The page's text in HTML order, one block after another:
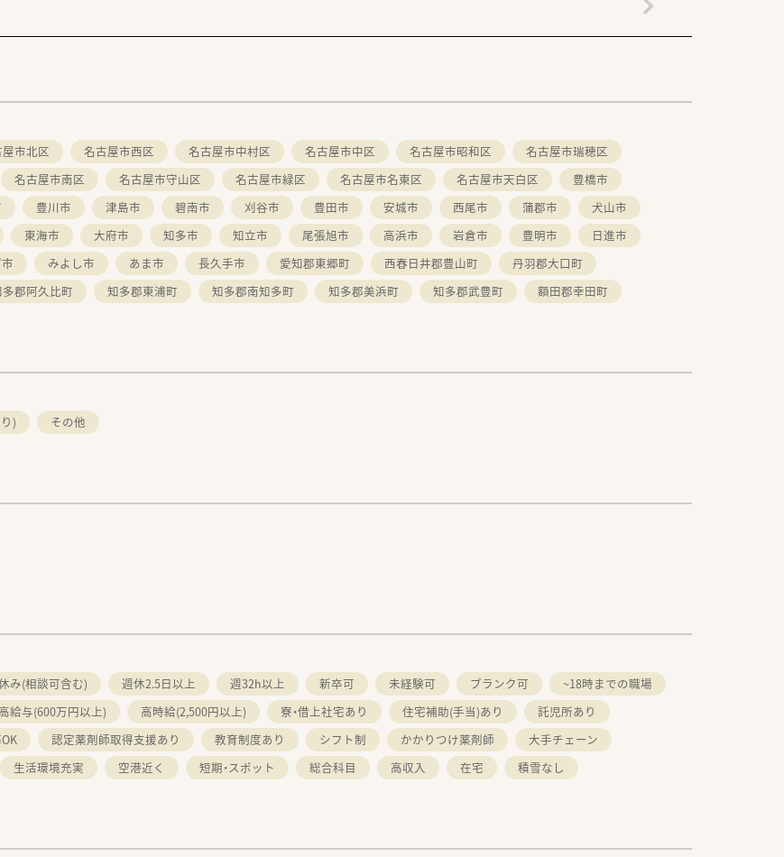
市北区 名古屋市西区 名古屋市中村区 名古屋市中区 名古屋市昭和区
名古屋市瑞穂区
名古屋市南区 名古屋市守山区 名古屋市緑区 名古屋市名東区 名古屋市天白区
豊橋市
豊川市 津島市 碧南市 刈谷市 豊田市 安城市 西尾市 蒲郡市
犬山市
東海市 大府市 知多市 知立市 尾張旭市 高浜市 岩倉市 豊明市
日進市
みよし市 あま市 長久手市 愛知郡東郷町 西春日井郡豊山町
丹羽郡大口町
郡阿久比町 知多郡東浦町 知多郡南知多町 知多郡美浜町 知多郡武豊町 額田郡幸田町
) その他
み(相談可含む) 週休2.5日以上 週32h以上 新卒可 未経験可 ブランク可
~18時までの職場
高給与(600万円以上) 高時給(2,500円以上) 寮・借上社宅あり 住宅補助(手当)あり
託児所あり
認定薬剤師取得支援あり 教育制度あり シフト制 かかりつけ薬剤師
大手チェーン
生活環境充実 空港近く 短期・スポット 総合科目 高収入 在宅 積雪なし